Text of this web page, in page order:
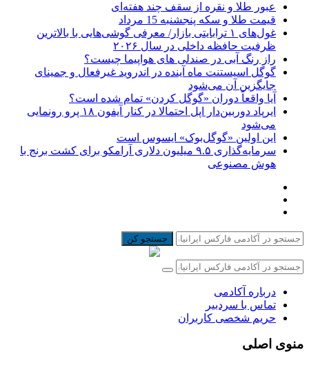
عبور طلا و نقره از سقف چند هفته‌ای
قیمت طلا و سکه پنجشنبه 15 مرداد
غول‌های ۱ ترابایتی بازار/ معرفی گوشی‌هایی با بالاترین
ظرفیت حافظه داخلی در سال ۲۰۲۶
راز رنگ آبی در صندلی های هواپیما چیست؟
گوگل اسیستنت ماه آینده در اندروید غیرفعال و جمینای
جایگزین آن می‌شود
آیا واقعاً دوران «گوگل کردن» تمام شده است؟
ایرپاد دوربین‌دار اپل احتمالا در کنار آیفون ۱۸ پرو رونمایی
می‌شود
این اولین «گوگل‌بوک» ایسوس است
سرمایه‌گذاری ۹.۵ میلیون دلاری آرامکو برای کشت برنج با
هوش مصنوعی
جستجو کن
درباره آکادمی
تماس با سردبیر
حریم شخصی کاربران
منوی اصلی